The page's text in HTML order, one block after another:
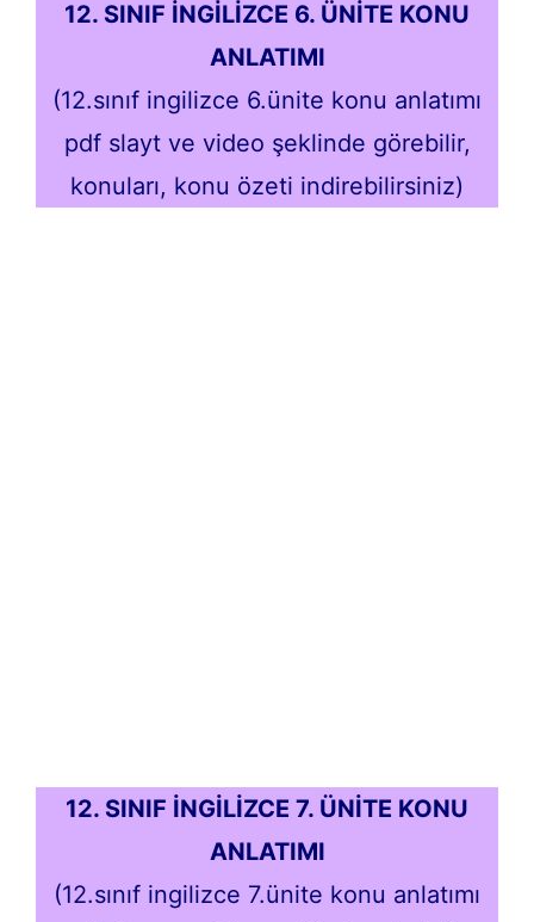
12. SINIF İNGİLİZCE 6. ÜNİTE KONU
ANLATIMI
(12.sınıf ingilizce 6.ünite konu anlatımı
pdf slayt ve video şeklinde görebilir,
konuları, konu özeti indirebilirsiniz)
12. SINIF İNGİLİZCE 7. ÜNİTE KONU
ANLATIMI
(12.sınıf ingilizce 7.ünite konu anlatımı